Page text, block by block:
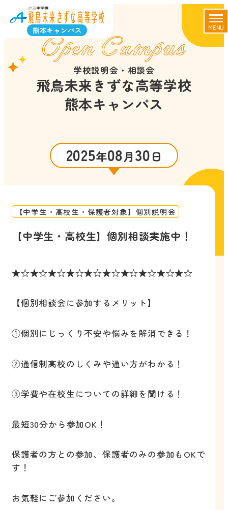
熊本キャンパス MENU
Open Campus
学校説明会・相談会
飛鳥未来きずな高等学校
熊本キャンパス
2025年08月30日
【中学生・高校生】個別相談実施中！
【中学生・高校生・保護者対象】個別説明会
★☆★☆★☆★☆★☆★☆★☆★☆★☆★☆
【個別相談会に参加するメリット】
①個別にじっくり不安や悩みを解消できる！
②通信制高校のしくみや通い方がわかる！
③学費や在校生についての詳細を聞ける！
最短30分から参加OK！
保護者の方との参加、保護者のみの参加もOKで
す！
お気軽にご参加ください。